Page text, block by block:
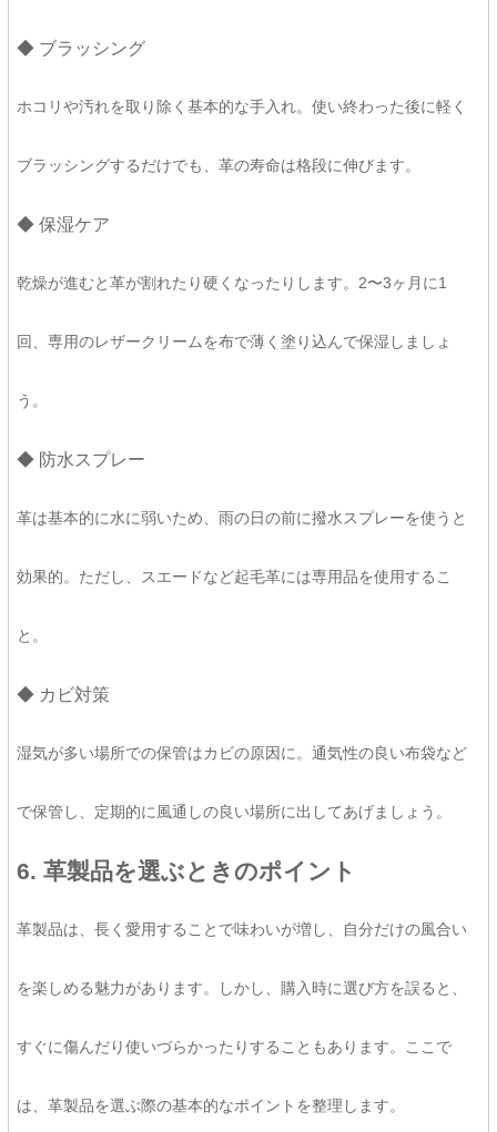
◆ ブラッシング
ホコリや汚れを取り除く基本的な手入れ。使い終わった後に軽く
ブラッシングするだけでも、革の寿命は格段に伸びます。
◆ 保湿ケア
乾燥が進むと革が割れたり硬くなったりします。2〜3ヶ月に1
回、専用のレザークリームを布で薄く塗り込んで保湿しましょ
う。
◆ 防水スプレー
革は基本的に水に弱いため、雨の日の前に撥水スプレーを使うと
効果的。ただし、スエードなど起毛革には専用品を使用するこ
と。
◆ カビ対策
湿気が多い場所での保管はカビの原因に。通気性の良い布袋など
で保管し、定期的に風通しの良い場所に出してあげましょう。
6. 革製品を選ぶときのポイント
革製品は、長く愛用することで味わいが増し、自分だけの風合い
を楽しめる魅力があります。しかし、購入時に選び方を誤ると、
すぐに傷んだり使いづらかったりすることもあります。ここで
は、革製品を選ぶ際の基本的なポイントを整理します。